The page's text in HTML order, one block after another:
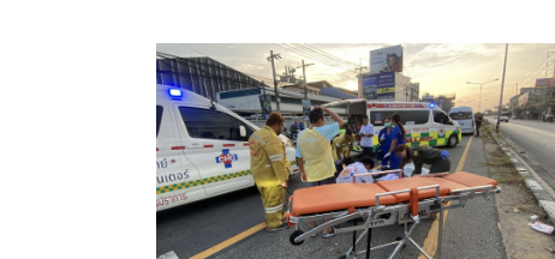
ราคาค่ะแก๊งทวงคืนพลังงาน